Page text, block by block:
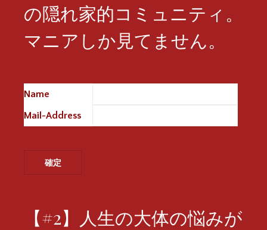
の隠れ家的コミュニティ。
マニアしか見てません。
Name
Mail-Address
【#2】人生の大体の悩みが